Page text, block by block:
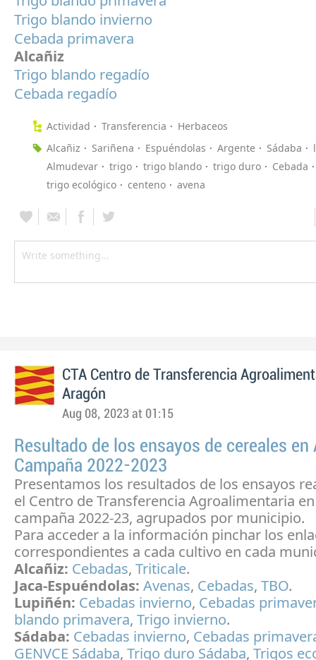
Trigo blando invierno
Cebada primavera
Alcañiz
Trigo blando regadío
Cebada regadío
Actividad Transferencia
Herbaceos
Alcañiz
Sariñena Espuéndolas Argente Sádaba
Almudevar
trigo trigo blando trigo duro
Cebada
trigo ecológico
centeno avena
CTA Centro de Transferencia
Aragón
Aug 08, 2023 at 01:15
Resultado de los ensayos de cereales en
Campaña 2022-2023
Presentamos los resultados de los ensayos
el Centro de Transferencia Agroalimentaria
campaña 2022-23, agrupados por municipio.
Para acceder a la información pinchar los
correspondientes a cada cultivo en cada
Alcañiz: Cebadas, Triticale.
Jaca-Espuéndolas: Avenas, Cebadas, TBO.
Lupiñén: Cebadas invierno, Cebadas
blando primavera, Trigo invierno.
Sádaba: Cebadas invierno, Cebadas
GENVCE Sádaba, Trigo duro Sádaba, Trigos